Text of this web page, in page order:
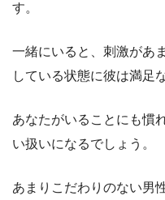
す。
一緒にいると、刺激があ
している状態に彼は満足
あなたがいることにも慣
い扱いになるでしょう。
あまりこだわりのない男